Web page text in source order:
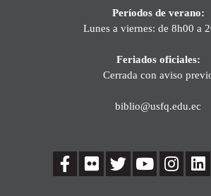
Períodos de verano:
Lunes a viernes: de 8h00 a
Feriados oficiales:
Cerrada con aviso
biblio@usfq.edu.ec